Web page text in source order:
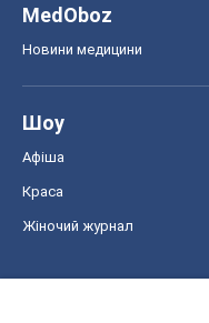
MedOboz
Новини медицини
Шоу
Афіша
Краса
Жіночий журнал